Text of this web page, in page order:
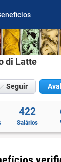
di Latte
Seguir
422
Salários